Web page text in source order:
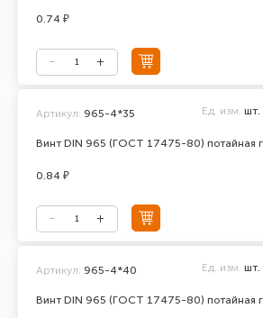
0.74 ₽
Винт DIN 965 (ГОСТ 17475-80) потайная
Артикул: 965-4*35 Ед. изм. шт.
0.84 ₽
Винт DIN 965 (ГОСТ 17475-80) потайная
Артикул: 965-4*40 Ед. изм. шт.